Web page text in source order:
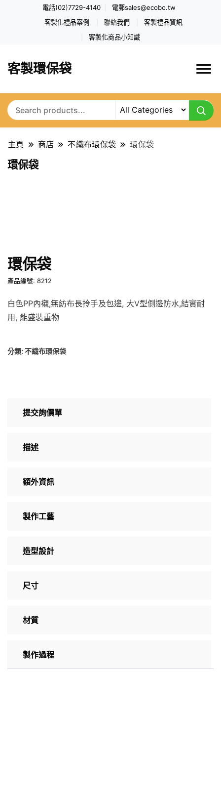
電話(02)7729-4140 電郵sales@ecobo.tw
客製化禮品案例 聯絡我們 客製禮品資訊
客製化商品小知識
客製環保袋
主頁 商店 不織布環保袋 環保袋
環保袋
環保袋
產品編號: 8212
白色PP內襯,無紡布長拎手及包邊, 大V型側邊防水,結實耐
用, 能盛裝重物
分類: 不織布環保袋
提交詢價單
描述
額外資訊
製作工藝
造型設計
尺寸
材質
製作過程